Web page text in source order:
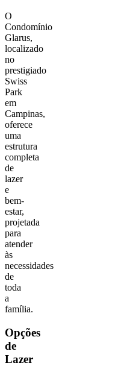
O
Condomínio
Glarus,
localizado
no
prestigiado
Swiss
Park
em
Campinas,
oferece
uma
estrutura
completa
de
lazer
e
bem-
estar,
projetada
para
atender
às
necessidades
de
toda
a
família.
Opções
de
Lazer